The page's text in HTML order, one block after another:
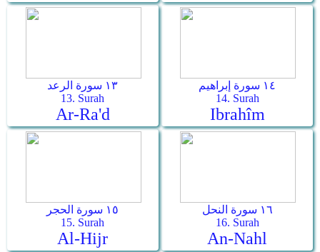
١٣ سورة الرعد
13. Surah
Ar-Ra'd
١٤ سورة إبراهيم
14. Surah
Ibrahîm
١٥ سورة الحجر
15. Surah
Al-Hijr
١٦ سورة النحل
16. Surah
An-Nahl